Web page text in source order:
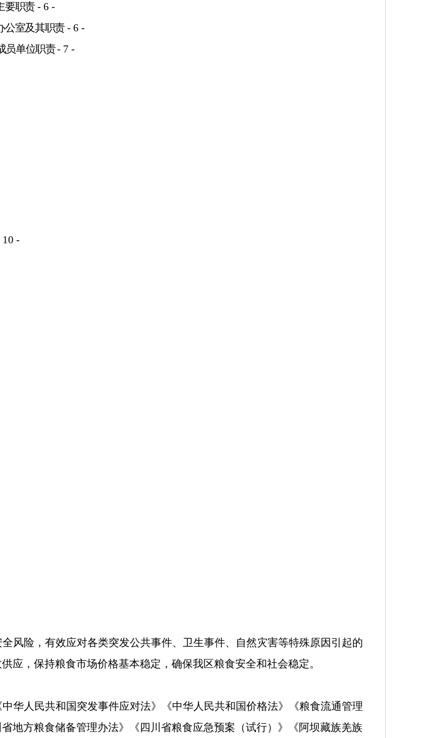
要职责 - 6 -
公室及其职责 - 6 -
员单位职责- 7 -
10 -
风险，有效应对各类突发公共事件、卫生事件、自然灾害等特殊原因引起的
应，保持粮食市场价格基本稳定，确保我区粮食安全和社会稳定。
华人民共和国突发事件应对法》《中华人民共和国价格法》《粮食流通管理
地方粮食储备管理办法》《四川省粮食应急预案（试行）》《阿坝藏族羌族